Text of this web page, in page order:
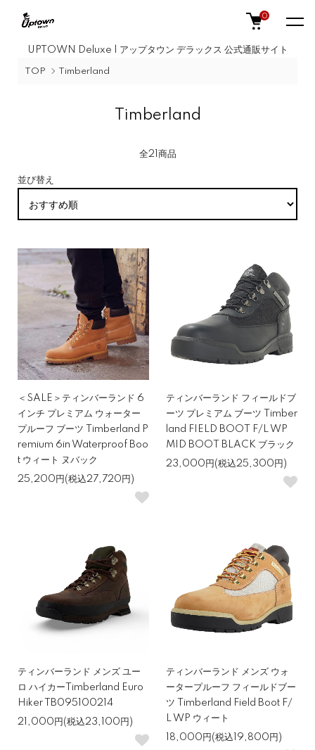
UPTOWN Deluxe | アップタウン デラックス 公式通販サイト
0
TOP Timberland
Timberland
全21商品
並び替え
＜SALE＞ティンバーランド 6
インチ プレミアム ウォーター
プルーフ ブーツ Timberland P
remium 6in Waterproof Boo
t ウィート ヌバック
25,200円(税込27,720円)
ティンバーランド フィールドブ
ーツ プレミアム ブーツ Timber
land FIELD BOOT F/L WP
MID BOOT BLACK ブラック
23,000円(税込25,300円)
ティンバーランド メンズ ユー
ロ ハイカーTimberland Euro
Hiker TB095100214
21,000円(税込23,100円)
ティンバーランド メンズ ウォ
ータープルーフ フィールドブー
ツ Timberland Field Boot F/
L WP ウィート
18,000円(税込19,800円)